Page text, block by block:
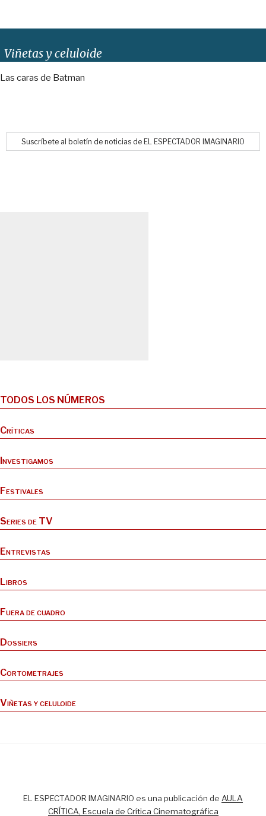
Viñetas y celuloide
Las caras de Batman
Suscríbete al boletín de noticias de EL ESPECTADOR IMAGINARIO
TODOS LOS NÚMEROS
Críticas
Investigamos
Festivales
Series de TV
Entrevistas
Libros
Fuera de cuadro
Dossiers
Cortometrajes
Viñetas y celuloide
EL ESPECTADOR IMAGINARIO es una publicación de AULA
CRÍTICA, Escuela de Crítica Cinematográfica